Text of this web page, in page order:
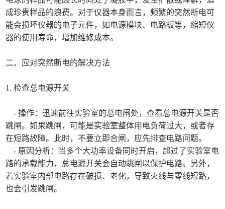
成珍贵样品的浪费。对于仪器本身而言，频繁的突然断电可
能会损坏仪器的电子元件，如电源模块、电路板等，缩短仪
器的使用寿命，增加维修成本。
二、应对突然断电的解决方法
1. 检查总电源开关
- 操作：迅速前往实验室的总电闸处，查看总电源开关是否
跳闸。如果跳闸，可能是实验室整体用电负荷过大，或者存
在短路故障。此时，不要立即合闸，应先排查电路问题。
- 原因分析：当多个大功率设备同时开启，超过了实验室电
路的承载能力，总电源开关会自动跳闸以保护电路。另外，
若实验室内部电路存在破损、老化，导致火线与零线短路，
也会引发跳闸。